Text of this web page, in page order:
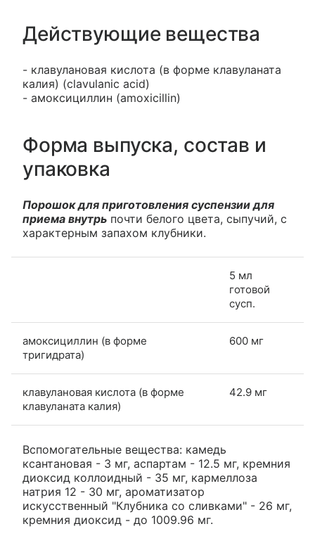
Действующие вещества
- клавулановая кислота (в форме клавуланата
калия) (clavulanic acid)
- амоксициллин (amoxicillin)
Форма выпуска, состав и
упаковка
Порошок для приготовления суспензии для
приема внутрь почти белого цвета, сыпучий, с
характерным запахом клубники.
5 мл
готовой
сусп.
амоксициллин (в форме
тригидрата)
600 мг
клавулановая кислота (в форме
клавуланата калия)
42.9 мг
Вспомогательные вещества: камедь
ксантановая - 3 мг, аспартам - 12.5 мг, кремния
диоксид коллоидный - 35 мг, кармеллоза
натрия 12 - 30 мг, ароматизатор
искусственный "Клубника со сливками" - 26 мг,
кремния диоксид - до 1009.96 мг.